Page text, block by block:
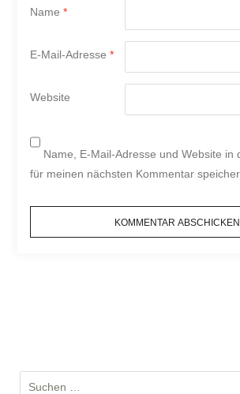
Name *
E-Mail-Adresse *
Website
Name, E-Mail-Adresse und Website in
für meinen nächsten Kommentar